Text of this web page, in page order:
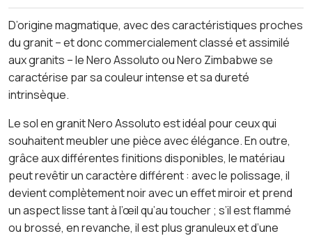
D’origine magmatique, avec des caractéristiques proches
du granit – et donc commercialement classé et assimilé
aux granits – le Nero Assoluto ou Nero Zimbabwe se
caractérise par sa couleur intense et sa dureté
intrinsèque.
Le sol en granit Nero Assoluto est idéal pour ceux qui
souhaitent meubler une pièce avec élégance. En outre,
grâce aux différentes finitions disponibles, le matériau
peut revêtir un caractère différent : avec le polissage, il
devient complètement noir avec un effet miroir et prend
un aspect lisse tant à l’œil qu’au toucher ; s’il est flammé
ou brossé, en revanche, il est plus granuleux et d’une